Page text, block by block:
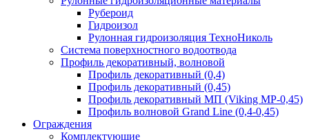
Рубероид
Гидроизол
Рулонная гидроизоляция ТехноНиколь
Система поверхностного водоотвода
Профиль декоративный, волновой
Профиль декоративный (0,4)
Профиль декоративный (0,45)
Профиль декоративный МП (Viking MP-0,45)
Профиль волновой Grand Line (0,4-0,45)
Ограждения
Комплектующие